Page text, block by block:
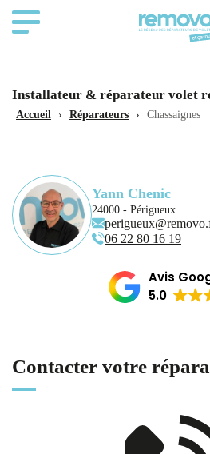
Installateur & réparateur volet
Accueil › Réparateurs › Chassaignes
Yann Chenic
24000 - Périgueux
06 22 80 16 19
Avis
5.0
Contacter votre